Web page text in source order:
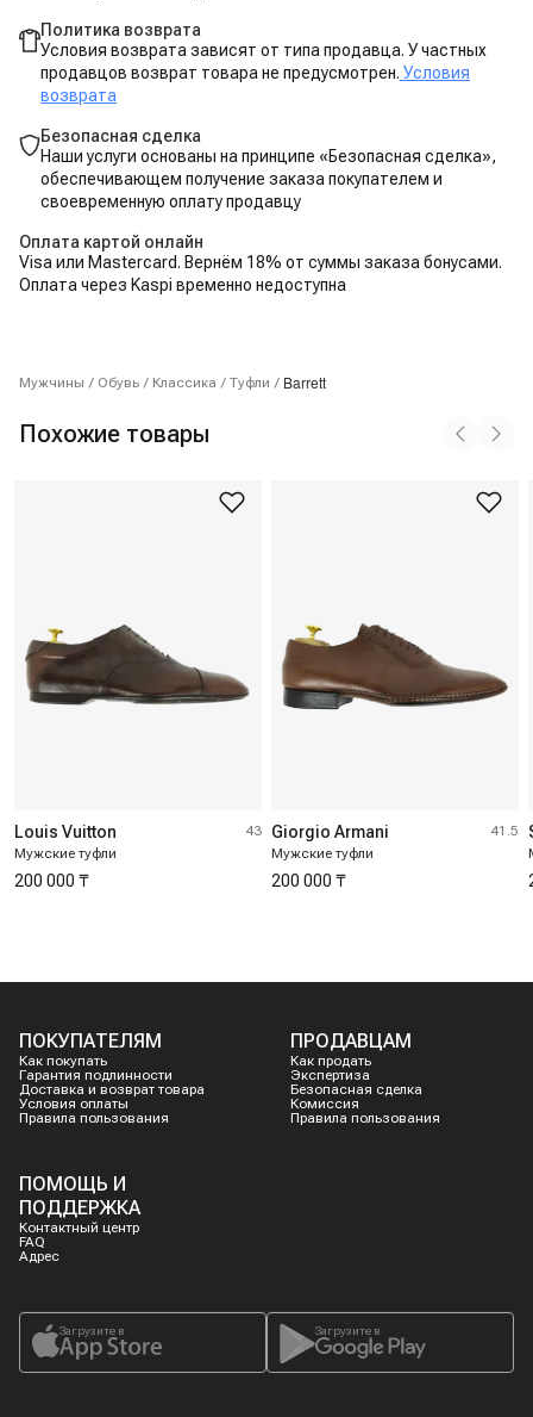
Политика возврата
Условия возврата зависят от типа продавца. У частных
продавцов возврат товара не предусмотрен. Условия
возврата
Безопасная сделка
Наши услуги основаны на принципе «Безопасная сделка»,
обеспечивающем получение заказа покупателем и
своевременную оплату продавцу
Оплата картой онлайн
Visa или Mastercard. Вернём 18% от суммы заказа бонусами.
Оплата через Kaspi временно недоступна
Мужчины / Обувь / Классика / Туфли / Barrett
Похожие товары
Louis Vuitton
Мужские туфли
43
200 000 ₸
Giorgio Armani
Мужские туфли
41.5
200 000 ₸
ПОКУПАТЕЛЯМ
Как покупать
Гарантия подлинности
Доставка и возврат товара
Условия оплаты
Правила пользования
ПРОДАВЦАМ
Как продать
Экспертиза
Безопасная сделка
Комиссия
Правила пользования
ПОМОЩЬ И
ПОДДЕРЖКА
Контактный центр
FAQ
Адрес
Загрузите в Загрузите в